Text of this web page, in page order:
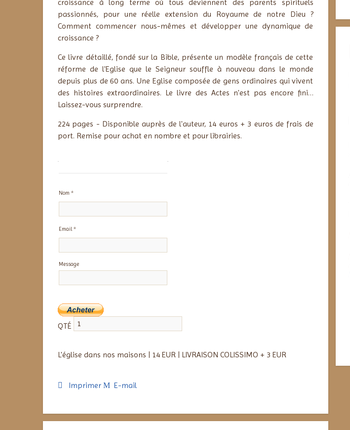
croissance à long terme où tous deviennent des parents spirituels
passionnés, pour une réelle extension du Royaume de notre Dieu ?
Comment commencer nous-mêmes et développer une dynamique de
croissance ?
Ce livre détaillé, fondé sur la Bible, présente un modèle français de cette
réforme de l'Eglise que le Seigneur souffle à nouveau dans le monde
depuis plus de 60 ans. Une Eglise composée de gens ordinaires qui vivent
des histoires extraordinaires. Le livre des Actes n'est pas encore fini…
Laissez-vous surprendre.
224 pages - Disponible auprès de l'auteur, 14 euros + 3 euros de frais de
port. Remise pour achat en nombre et pour librairies.
Nom *
Email *
Message
QTÉ
L'église dans nos maisons | 14 EUR | LIVRAISON COLISSIMO + 3 EUR
Imprimer E-mail